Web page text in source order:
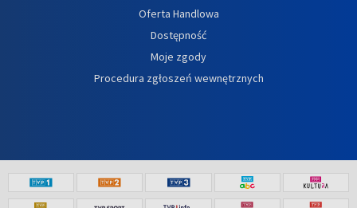
Oferta Handlowa
Dostępność
Moje zgody
Procedura zgłoszeń wewnętrznych